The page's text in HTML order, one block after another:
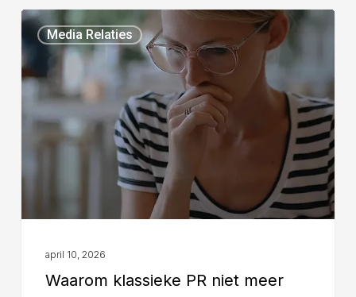
Media Relaties
april 10, 2026
Waarom klassieke PR niet meer